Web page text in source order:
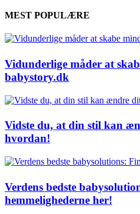
MEST POPULÆRE
Vidunderlige måder at
babystory.dk
Vidste du, at din stil kan
hvordan!
Verdens bedste
hemmelighederne her!